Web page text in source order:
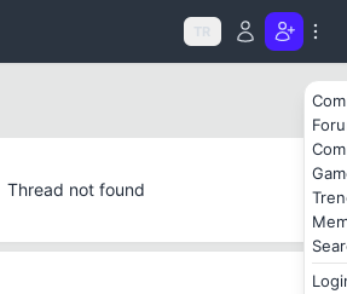
TR
Thread not found